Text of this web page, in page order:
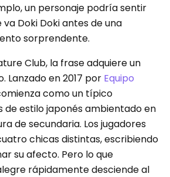
un personaje podría sentir
va Doki Doki antes de una
sorprendente.
Club, la frase adquiere un
Lanzado en 2017 por Equipo
como un típico
de estilo japonés ambientado en
de secundaria. Los jugadores
chicas distintas, escribiendo
su afecto. Pero lo que
rápidamente desciende al